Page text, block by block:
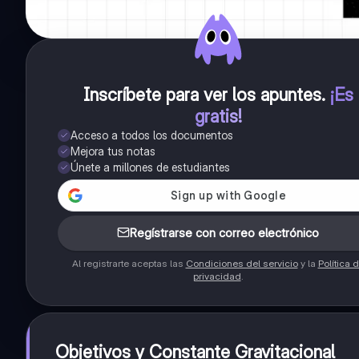
Inscríbete para ver los apuntes. ¡Es
gratis!
Acceso a todos los documentos
Mejora tus notas
Únete a millones de estudiantes
Regístrarse con correo electrónico
Al registrarte aceptas las Condiciones del servicioy la Política
privacidad.
Objetivos y Constante Gravitacional